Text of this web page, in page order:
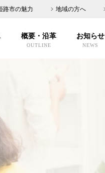
路市の魅力 地域の方へ
概要・沿革
OUTLINE
お知らせ
NEWS